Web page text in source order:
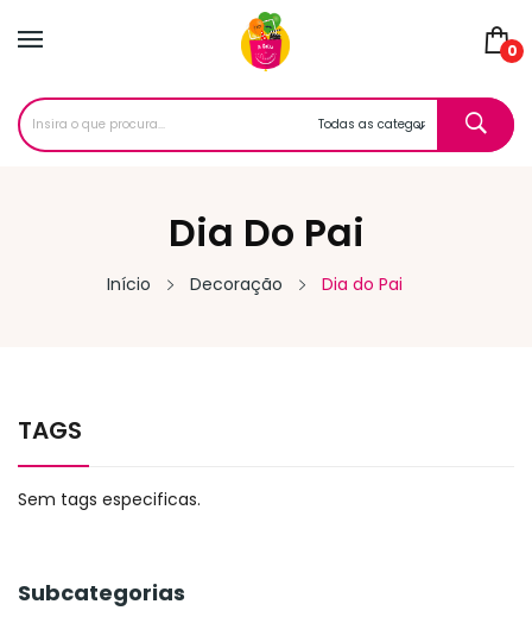
0
Dia Do Pai
Início Decoração Dia do Pai
TAGS
Sem tags especificas.
Subcategorias